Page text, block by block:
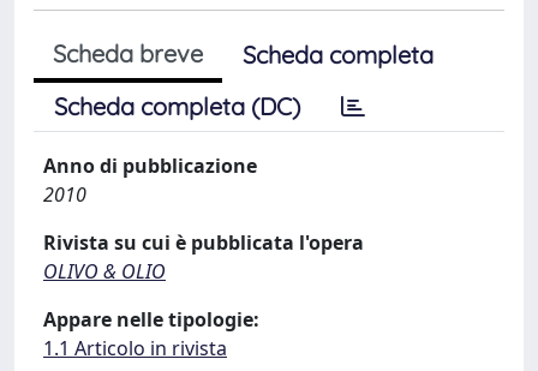
Scheda breve
Scheda completa
Scheda completa (DC)
Anno di pubblicazione
2010
Rivista su cui è pubblicata l'opera
OLIVO & OLIO
Appare nelle tipologie:
1.1 Articolo in rivista